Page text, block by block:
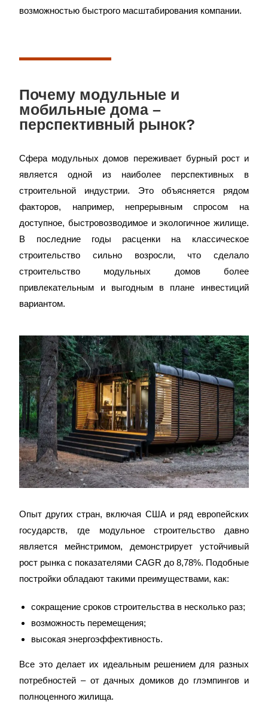
возможностью быстрого масштабирования компании.
Почему модульные и
мобильные дома –
перспективный рынок?
Сфера модульных домов переживает бурный рост и
является одной из наиболее перспективных в
строительной индустрии. Это объясняется рядом
факторов, например, непрерывным спросом на
доступное, быстровозводимое и экологичное жилище.
В последние годы расценки на классическое
строительство сильно возросли, что сделало
строительство модульных домов более
привлекательным и выгодным в плане инвестиций
вариантом.
Опыт других стран, включая США и ряд европейских
государств, где модульное строительство давно
является мейнстримом, демонстрирует устойчивый
рост рынка с показателями CAGR до 8,78%. Подобные
постройки обладают такими преимуществами, как:
сокращение сроков строительства в несколько раз;
возможность перемещения;
высокая энергоэффективность.
Все это делает их идеальным решением для разных
потребностей – от дачных домиков до глэмпингов и
полноценного жилища.